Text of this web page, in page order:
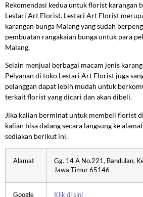
Rekomendasi kedua untuk florist karangan
Lestari Art Florist. Lestari Art Florist
karangan bunga Malang yang sudah
pembuatan rangakaian bunga untuk para
Malang.
Selain menjual berbagai macam jenis
Pelyanan di toko Lestari Art Florist juga
pelanggan dapat lebih mudah untuk
terkait florist yang dicari dan akan dibeli.
Jika kalian berminat untuk membeli florist
kalian bisa datang secara langsung ke
sediakan berikut ini.
Alamat
Gg. 14 A No.221, Bandulan,
Jawa Timur 65146
Google
Klik di sini